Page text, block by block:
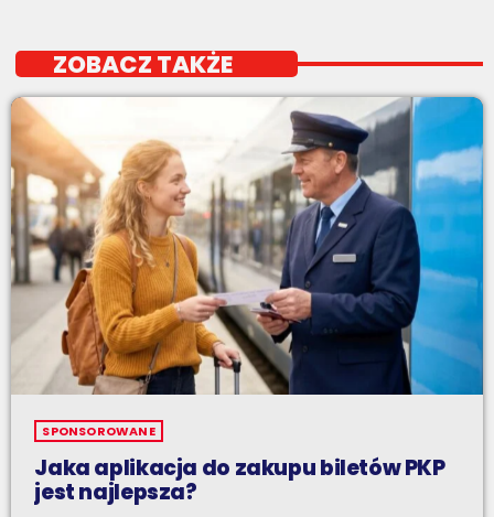
ZOBACZ TAKŻE
SPONSOROWANE
Jaka aplikacja do zakupu biletów PKP
jest najlepsza?